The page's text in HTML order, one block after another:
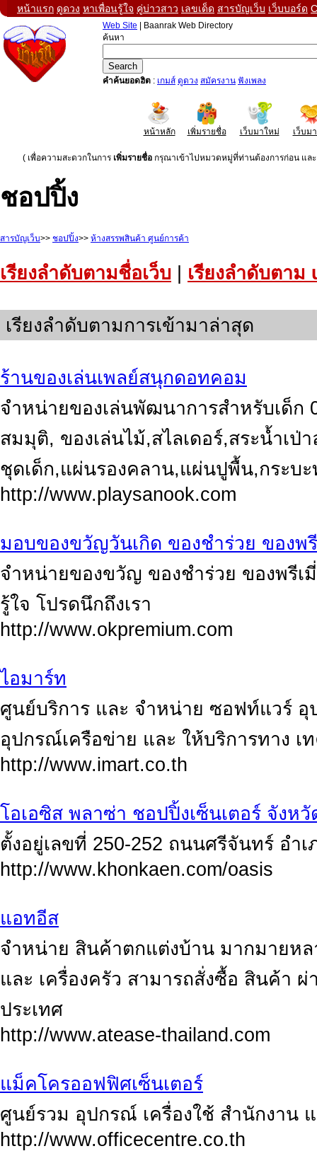
หน้าแรก ดูดวง หาเพื่อนรู้ใจ คู่บ่าวสาว เลขเด็ด สารบัญเว็บ เว็บบอร์ด
Web Site | Baanrak Web Directory
ค้นหา
คำค้นยอดฮิต : เกมส์ ดูดวง สมัครงาน ฟังเพลง
หน้าหลัก เพิ่มรายชื่อ เว็บมาใหม่ เว็บม
( เพื่อความสะดวกในการ เพิ่มรายชื่อ กรุณาเข้าไปหมวดหมู่ที่ท่านต้องการก่อน แล
ชอปปิ้ง
สารบัญเว็บ>> ชอปปิ้ง>> ห้างสรรพสินค้า ศูนย์การค้า
เรียงลำดับตามชื่อเว็บ เรียงลำดับตาม
เรียงลำดับตามการเข้ามาล่าสุด
ร้านของเล่นเพลย์สนุกดอทคอม
จำหน่ายของเล่นพัฒนาการสำหรับเด็ก
สมมุติ, ของเล่นไม้,สไลเดอร์,สระน้ำเ
ชุดเด็ก,แผ่นรองคลาน,แผ่นปูพื้น,กระบะ
http://www.playsanook.com
มอบของขวัญวันเกิด ของชำร่วย ของพ
จำหน่ายของขวัญ ของชำร่วย ของพรี
รู้ใจ โปรดนึกถึงเรา
http://www.okpremium.com
ไอมาร์ท
ศูนย์บริการ และ จำหน่าย ซอฟท์แวร์
อุปกรณ์เครือข่าย และ ให้บริการทาง เ
http://www.imart.co.th
โอเอซิส พลาซ่า ชอปปิ้งเซ็นเตอร์ จังห
ตั้งอยู่เลขที่ 250-252 ถนนศรีจันทร์ อำ
http://www.khonkaen.com/oasis
แอทอีส
จำหน่าย สินค้าตกแต่งบ้าน มากมายห
และ เครื่องครัว สามารถสั่งซื้อ สินค้า
ประเทศ
http://www.atease-thailand.com
แม็คโครออฟฟิศเซ็นเตอร์
ศูนย์รวม อุปกรณ์ เครื่องใช้ สำนักงาน
http://www.officecentre.co.th